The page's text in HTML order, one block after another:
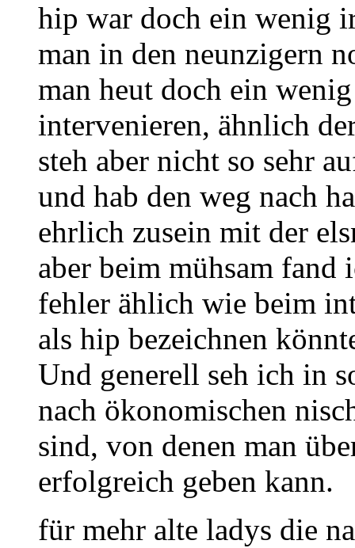
hip war doch ein wenig
man in den neunzigern
man heut doch ein
intervenieren, ähnlich
steh aber nicht so sehr
und hab den weg nach
ehrlich zusein mit der
aber beim mühsam
fehler ählich wie beim
als hip bezeichnen
Und generell seh ich in
nach ökonomischen
sind, von denen man
erfolgreich geben kann.
für mehr alte ladys die